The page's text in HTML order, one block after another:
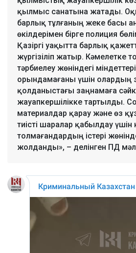
қылмыс санатына жатады.
барлық тұлғаның жеке басы
өкілдерімен бірге полиция
Қазіргі уақытта барлық
жүргізіліп жатыр. Кәмелетке
тәрбиелеу жөніндегі
орындамағаны үшін олардың
қолданыстағы заңнамаға
жауапкершілікке тартылды.
материалдар қарау және өз
тиісті шаралар қабылдау үшін
толмағандардың істері
жолданды», – делінген ПД